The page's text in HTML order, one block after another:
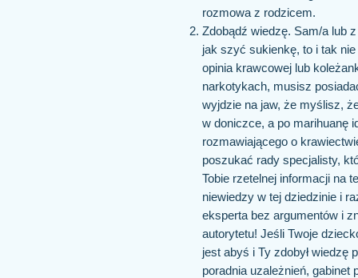
rozmowa z rodzicem.
Zdobądź wiedzę. Sam/a lub
jak szyć sukienkę, to i tak
opinia krawcowej lub
narkotykach, musisz
wyjdzie na jaw, że myślisz,
w doniczce, a po marihuanę
rozmawiającego o
poszukać rady specjalisty,
Tobie rzetelnej informacji na
niewiedzy w tej dziedzinie i
eksperta bez argumentów i
autorytetu! Jeśli Twoje
jest abyś i Ty zdobył wiedzę
poradnia uzależnień,